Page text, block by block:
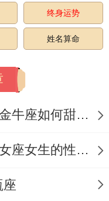
动...
细节
的东南角！
- 里面存着那
的——系在包包
人主动给你让座.
终身运势
姓名算命
金牛座情侣的匹配度揭秘 金牛座如何甜蜜恋爱
处女座女生性格全解析 处女座女生的性格是什么样的
座